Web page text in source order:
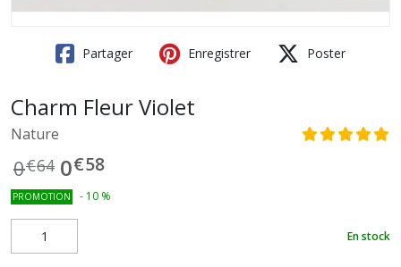
Partager Enregistrer Poster
Charm Fleur Violet
Nature
0€64 0€58
PROMOTION - 10 %
En stock